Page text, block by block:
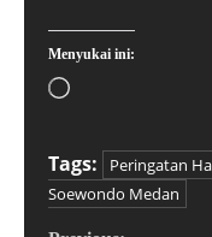
Menyukai ini:
Tags:
Peringatan
Soewondo Medan